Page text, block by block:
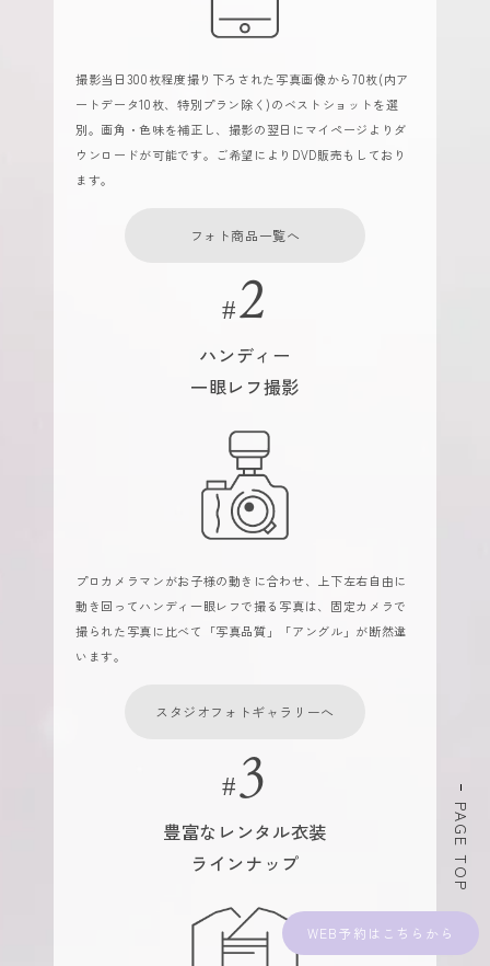
WEB予約
撮影当日300枚程度撮り下ろされた写真画像から70枚(内ア
ートデータ10枚、特別プラン除く)のベストショットを選
別。画角・色味を補正し、撮影の翌日にマイページよりダ
ウンロードが可能です。ご希望によりDVD販売もしており
ます。
フォト商品一覧へ
ハンディー
一眼レフ撮影
プロカメラマンがお子様の動きに合わせ、上下左右自由に
動き回ってハンディ一眼レフで撮る写真は、固定カメラで
撮られた写真に比べて「写真品質」「アングル」が断然違
います。
スタジオフォトギャラリーへ
豊富なレンタル衣装
ラインナップ
PAGE TOP